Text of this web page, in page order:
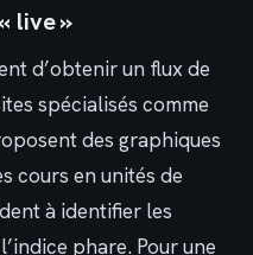
live »
d’obtenir un flux de
spécialisés comme
des graphiques
cours en unités de
à identifier les
phare. Pour une